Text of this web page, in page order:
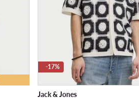
-17%
Jack & Jones